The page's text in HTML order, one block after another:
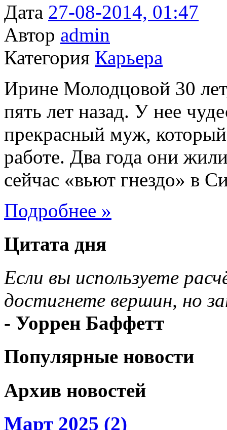
Дата 27-08-2014, 01:47
Автор admin
Категория Карьера
Ирине Молодцовой 30
пять лет назад. У нее
прекрасный муж,
работе. Два года они
сейчас «вьют гнездо» в
Подробнее »
Цитата дня
Если вы используете
достигнете вершин, но
- Уоррен Баффетт
Популярные новости
Архив новостей
Март 2025 (2)